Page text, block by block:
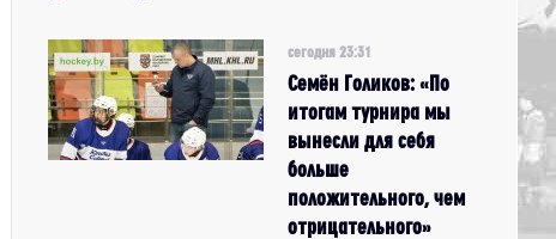
сегодня 23:31
Семён Голиков: «По
итогам турнира мы
вынесли для себя
больше
положительного, чем
отрицательного»